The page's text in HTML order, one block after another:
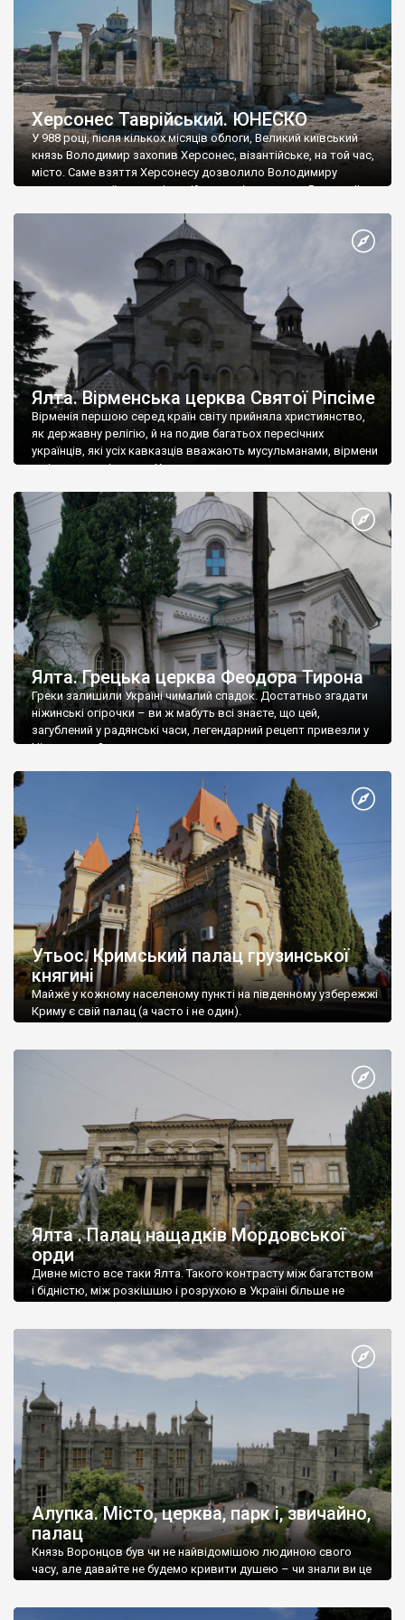
Херсонес Таврійський. ЮНЕСКО
У 988 році, після кількох місяців облоги, Великий київський
князь Володимир захопив Херсонес, візантійське, на той час,
місто. Саме взяття Херсонесу дозволило Володимиру
диктувати свої умови візантійському імператору Василю ІІ, та
Херсонесі Володимир-язичник, став Василем-християнином.
А потім було Хрещення Русі. На честь Херсонесу Таврійського
Ялта. Вірменська церква Святої Ріпсіме
Вірменія першою серед країн світу прийняла християнство,
як державну релігію, й на подив багатьох пересічних
українців, які усіх кавказців вважають мусульманами, вірмени
є відданими вірянами Христа
Ялта. Грецька церква Феодора Тирона
Греки залишили Україні чималий спадок. Достатньо згадати
ніжинські огірочки – ви ж мабуть всі знаєте, що цей,
загублений у радянські часи, легендарний рецепт привезли у
Ніжин греки?
Утьос. Кримський палац грузинської
княгині
Майже у кожному населеному пункті на південному узбережжі
Криму є свій палац (а часто і не один).
Ялта . Палац нащадків Мордовської
орди
Дивне місто все таки Ялта. Такого контрасту між багатством
і бідністю, між розкішшю і розрухою в Україні більше не
Алупка. Місто, церква, парк і, звичайно,
палац
Князь Воронцов був чи не найвідомішою людиною свого
часу, але давайте не будемо кривити душею – чи знали ви це